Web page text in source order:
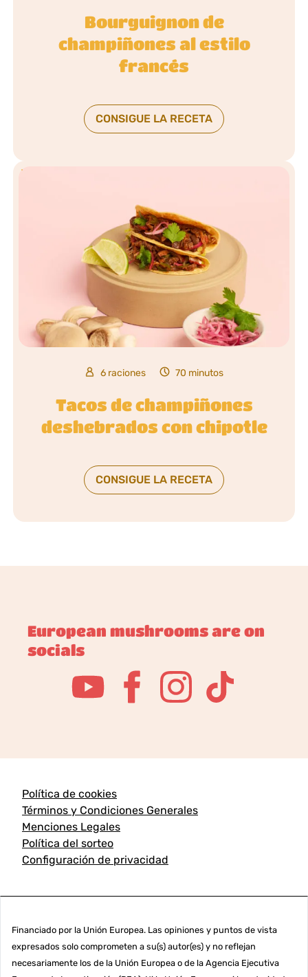
Bourguignon de
champiñones al estilo
francés
CONSIGUE LA RECETA
6 raciones 70 minutos
Tacos de champiñones
deshebrados con chipotle
CONSIGUE LA RECETA
European mushrooms are on
socials
Política de cookies
Términos y Condiciones Generales
Menciones Legales
Política del sorteo
Configuración de privacidad
Financiado por la Unión Europea. Las opiniones y puntos de vista
expresados solo comprometen a su(s) autor(es) y no reflejan
necesariamente los de la Unión Europea o de la Agencia Ejecutiva